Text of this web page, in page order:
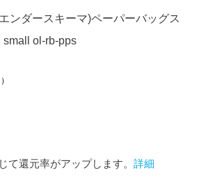
ンダースキーマ)ペーパーバッグス
small ol-rb-pps
て還元率がアップします。詳細